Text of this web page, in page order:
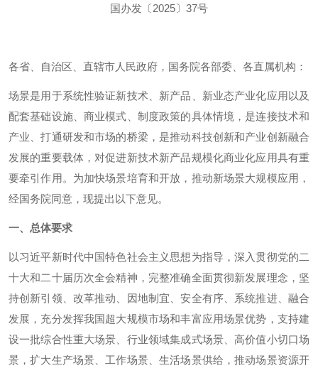
国办发〔2025〕37号
各省、自治区、直辖市人民政府，国务院各部委、各直属机构：
场景是用于系统性验证新技术、新产品、新业态产业化应用以及
配套基础设施、商业模式、制度政策的具体情境，是连接技术和
产业、打通研发和市场的桥梁，是推动科技创新和产业创新融合
发展的重要载体，对促进新技术新产品规模化商业化应用具有重
要牵引作用。为加快场景培育和开放，推动新场景大规模应用，
经国务院同意，现提出以下意见。
一、总体要求
以习近平新时代中国特色社会主义思想为指导，深入贯彻党的二
十大和二十届历次全会精神，完整准确全面贯彻新发展理念，坚
持创新引领、改革推动、因地制宜、安全有序、系统推进、融合
发展，充分发挥我国超大规模市场和丰富应用场景优势，支持建
设一批综合性重大场景、行业领域集成式场景、高价值小切口场
景，扩大生产场景、工作场景、生活场景供给，推动场景资源开